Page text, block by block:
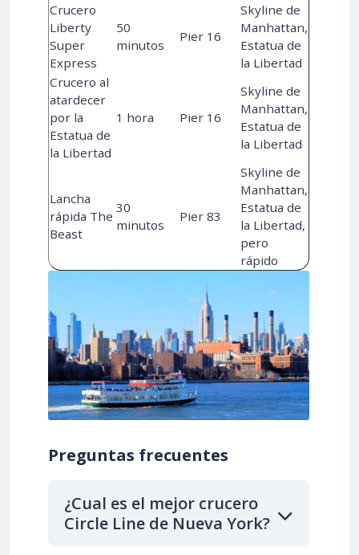
Crucero
Liberty
Super
Express
50
minutos
Pier 16
Skyline de
Manhattan,
Estatua de
la Libertad
Crucero al
atardecer
por la
Estatua de
la Libertad
1 hora Pier 16
Skyline de
Manhattan,
Estatua de
la Libertad
Lancha
rápida The
Beast
30
minutos
Pier 83
Skyline de
Manhattan,
Estatua de
la Libertad,
pero
rápido
Preguntas frecuentes
¿Cual es el mejor crucero
Circle Line de Nueva York?